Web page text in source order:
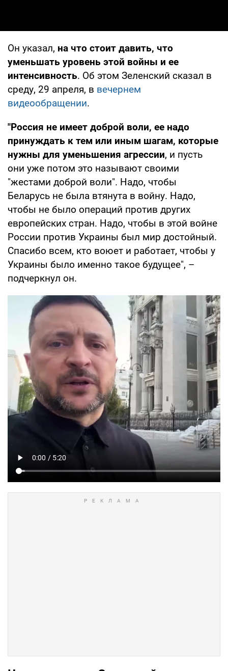
Он указал, на что стоит давить, что
уменьшать уровень этой войны и ее
интенсивность. Об этом Зеленский сказал в
среду, 29 апреля, в вечернем
видеообращении.
"Россия не имеет доброй воли, ее надо
принуждать к тем или иным шагам, которые
нужны для уменьшения агрессии, и пусть
они уже потом это называют своими
"жестами доброй воли". Надо, чтобы
Беларусь не была втянута в войну. Надо,
чтобы не было операций против других
европейских стран. Надо, чтобы в этой войне
России против Украины был мир достойный.
Спасибо всем, кто воюет и работает, чтобы у
Украины было именно такое будущее", –
подчеркнул он.